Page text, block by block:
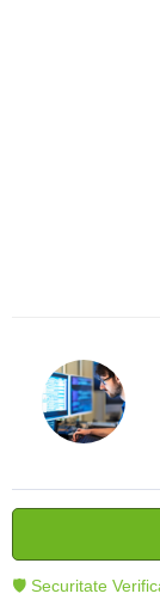
🛡 Securitate